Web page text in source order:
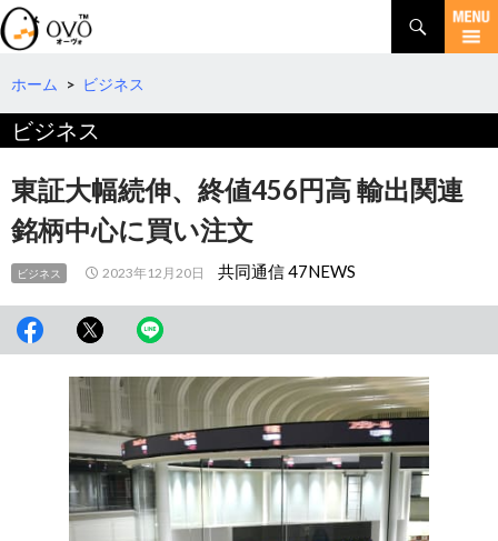
検
索
コ
テ
へ
移
動
ホーム > ビジネス
ビジネス
東証大幅続伸、終値456円高 輸出関連
銘柄中心に買い注文
ビジネス 2023年12月20日 共同通信 47NEWS